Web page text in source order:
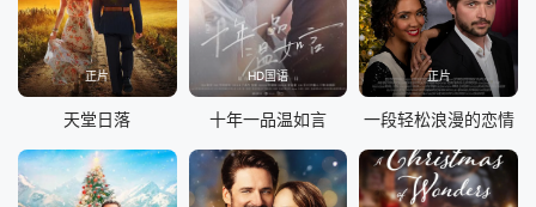
正片
天堂日落
HD国语
十年一品温如言
正片
一段轻松浪漫的恋情